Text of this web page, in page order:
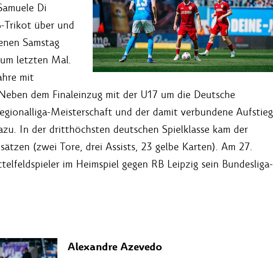
Di
Trikot über und
Samstag
letzten Mal.
mit
dem Finaleinzug mit der U17 um die Deutsche
Meisterschaft und der damit verbundene Aufstieg
In der dritthöchsten deutschen Spielklasse kam der
(zwei Tore, drei Assists, 23 gelbe Karten). Am 27.
im Heimspiel gegen RB Leipzig sein Bundesliga-
Alexandre Azevedo